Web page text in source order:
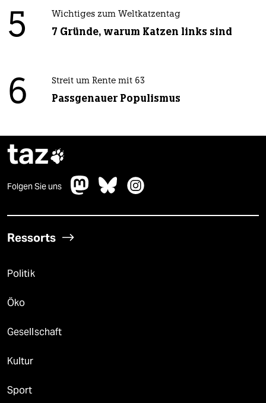
5 Wichtiges zum Weltkatzentag
7 Gründe, warum Katzen links sind
6 Streit um Rente mit 63
Passgenauer Populismus
taz
Folgen Sie uns
Ressorts
Politik
Öko
Gesellschaft
Kultur
Sport